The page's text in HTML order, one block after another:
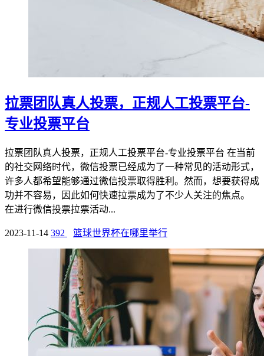
拉票团队真人投票，正规人工投票平台-
专业投票平台
拉票团队真人投票，正规人工投票平台-专业投票平台 在当前
的社交网络时代，微信投票已经成为了一种常见的活动形式，
许多人都希望能够通过微信投票取得胜利。然而，想要获得成
功并不容易，因此如何快速拉票成为了不少人关注的焦点。
在进行微信投票拉票活动...
2023-11-14 392 篮球世界杯在哪里举行